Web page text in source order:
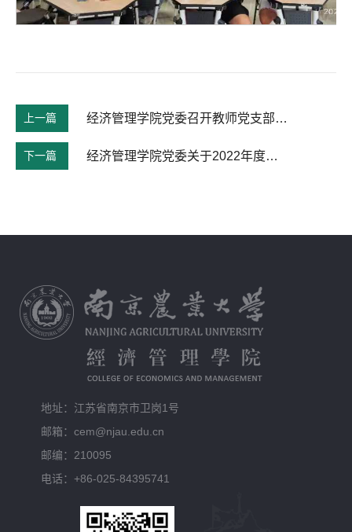
上一篇 经济管理学院党委召开教师党支部书记工作会议
下一篇 经济管理学院党委关于2022年度优秀共产党员、优秀党务工作者及优秀党支部书记表彰名单公示
地址：江苏省南京市卫岗1号
邮箱：cem@njau.edu.cn
邮编：210095
电话：+86-025-84395741